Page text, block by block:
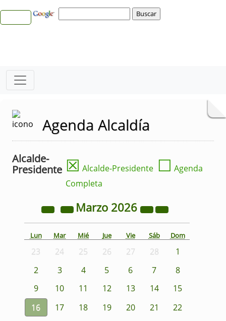
Agenda Alcaldía
Alcalde-
Presidente ☒ Alcalde-Presidente ☐ Agenda
Completa
Marzo 2026
Lun Mar Mié Jue Vie Sáb Dom
23 24 25 26 27 28
1
2
3 4 5 6 7
8
9
10 11 12 13 14
15
16
17 18 19 20 21
22